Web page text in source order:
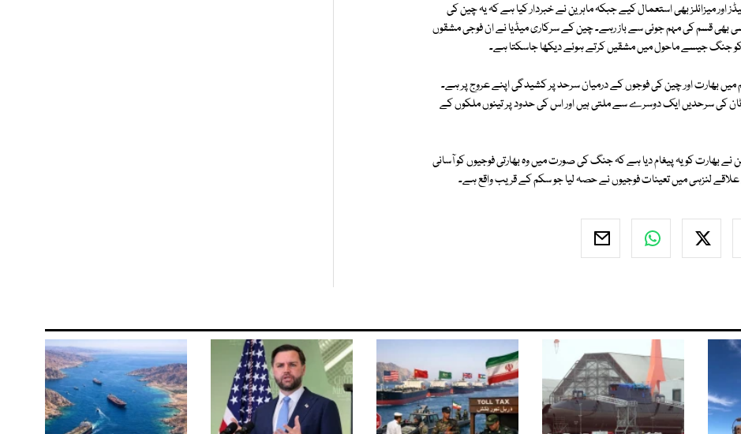
میزائلز بھی استعمال کیے جبکہ ماہرین نے خبردار کیا ہے کہ یہ چین کی
بھی قسم کی مہم جوئی سے باز رہے۔ چین کے سرکاری میڈیا نے ان فوجی مشقوں
جنگ جیسے ماحول میں مشقیں کرتے ہوئے دیکھا جاسکتا ہے۔
اور چین کی فوجوں کے درمیان سرحد پر کشیدگی اپنے عروج پر ہے۔
کی سرحدیں ایک دوسرے سے ملتی ہیں اور اس کی حدود پر تینوں ملکوں کے
کو یہ پیغام دیا ہے کہ جنگ کی صورت میں وہ بھارتی فوجیوں کو آسانی
لنزہی میں تعینات فوجیوں نے حصہ لیا جو سکم کے قریب واقع ہے۔